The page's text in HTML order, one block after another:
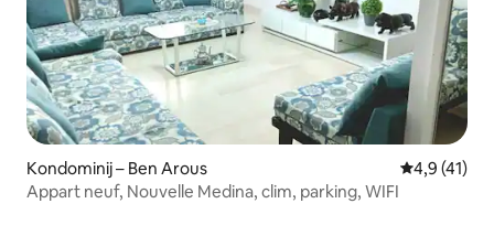
Kondominij – Ben Arous Prosječna
4,9 (41)
Appart neuf, Nouvelle Medina, clim, parking, WIFI